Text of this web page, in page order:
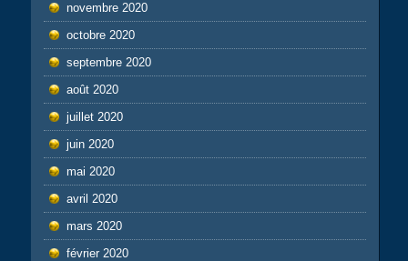
novembre 2020
octobre 2020
septembre 2020
août 2020
juillet 2020
juin 2020
mai 2020
avril 2020
mars 2020
février 2020